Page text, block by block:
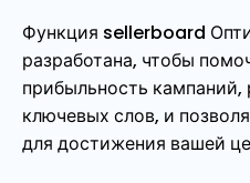
Функция sellerboard
разработана, чтобы
прибыльность кампаний,
ключевых слов, и
для достижения вашей